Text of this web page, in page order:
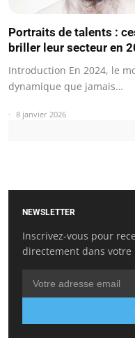
Portraits de talents :
briller leur secteur en
Introduction En 2024, le
dynamique que jamais…
8 janvier 2026
NEWSLETTER
Inscrivez-vous pour
directement dans votre